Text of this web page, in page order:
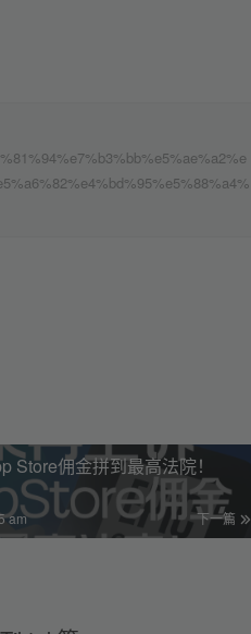
Store佣金拼到最高法院！
下一篇
am